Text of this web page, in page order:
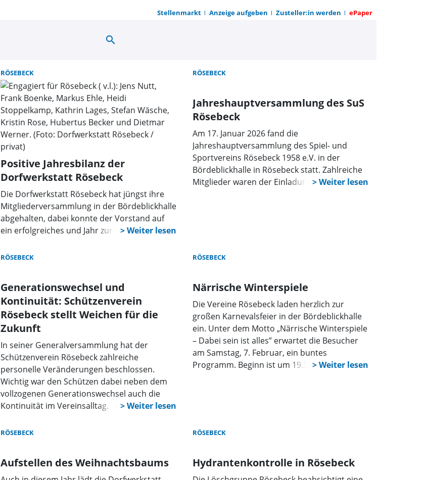
Stellenmarkt Anzeige aufgeben Zusteller:in werden ePaper
Suche | OWZ zum Sonntag
search
RÖSEBECK
Positive Jahresbilanz der
Dorfwerkstatt Rösebeck
Die Dorfwerkstatt Rösebeck hat jüngst ihre
Mitgliederversammlung in der Bördeblickhalle
abgehalten, dabei konnte der Vorstand auf
ein erfolgreiches und Jahr zurückblicken.
RÖSEBECK
Jahreshauptversammlung des SuS
Rösebeck
Am 17. Januar 2026 fand die
Jahreshauptversammlung des Spiel- und
Sportvereins Rösebeck 1958 e.V. in der
Bördeblickhalle in Rösebeck statt. Zahlreiche
Mitglieder waren der Einladung gefolgt.
RÖSEBECK
Generationswechsel und
Kontinuität: Schützenverein
Rösebeck stellt Weichen für die
Zukunft
In seiner Generalversammlung hat der
Schützenverein Rösebeck zahlreiche
personelle Veränderungen beschlossen.
Wichtig war den Schützen dabei neben dem
vollzogenen Generationswechsel auch die
Kontinuität im Vereinsalltag.
RÖSEBECK
Närrische Winterspiele
Die Vereine Rösebeck laden herzlich zur
großen Karnevalsfeier in der Bördeblickhalle
ein. Unter dem Motto „Närrische Winterspiele
– Dabei sein ist alles” erwartet die Besucher
am Samstag, 7. Februar, ein buntes
Programm. Beginn ist um 19.31 Uhr.
RÖSEBECK
Aufstellen des Weihnachtsbaums
RÖSEBECK
Hydrantenkontrolle in Rösebeck